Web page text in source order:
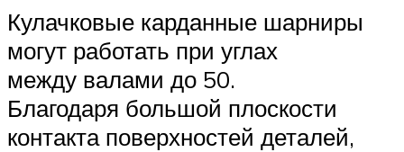
Кулачковые карданные шарниры
могут работать при углах
между валами до 50.
Благодаря большой плоскости
контакта поверхностей деталей,